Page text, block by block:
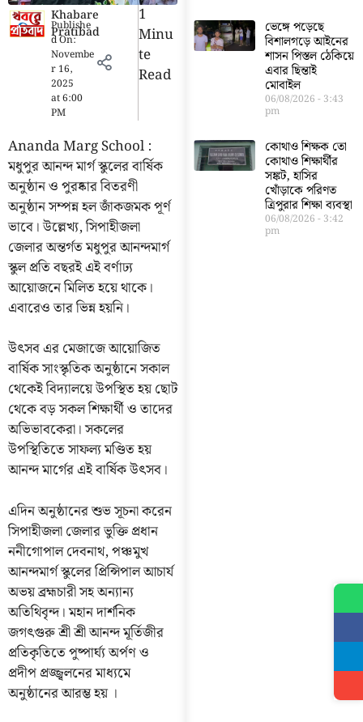
Khabare
Pratibad
Publishe
d On:
Novembe
r 16,
2025
at6:00
PM
1
Minu
Te
Read
Ananda Marg School :
মধুপুর আনন্দ মার্গ স্কুলের বার্ষিক
অনুষ্ঠান ও পুরষ্কার বিতরণী
অনুষ্ঠান সম্পন্ন হল জাঁকজমক পূর্ণ
ভাবে। উল্লেখ্য, সিপাহীজলা
জেলার অন্তর্গত মধুপুর আনন্দমার্গ
স্কুল প্রতি বছরই এই বর্ণাঢ্য
আয়োজনে মিলিত হয়ে থাকে।
এবারেও তার ভিন্ন হয়নি।
উৎসব এর মেজাজে আয়োজিত
বার্ষিক সাংস্কৃতিক অনুষ্ঠানে সকাল
থেকেই বিদ্যালয়ে উপস্থিত হয় ছোট
থেকে বড় সকল শিক্ষার্থী ও তাদের
অভিভাবকেরা। সকলের
উপস্থিতিতে সাফল্য মণ্ডিত হয়
আনন্দ মার্গের এই বার্ষিক উৎসব।
এদিন অনুষ্ঠানের শুভ সূচনা করেন
সিপাহীজলা জেলার ভুক্তি প্রধান
ননীগোপাল দেবনাথ, পঞ্চমুখ
আনন্দমার্গ স্কুলের প্রিন্সিপাল আচার্য
অভয় ব্রহ্মচারী সহ অন্যান্য
অতিথিবৃন্দ। মহান দার্শনিক
জগৎগুরু শ্রী শ্রী আনন্দ মূর্তিজীর
প্রতিকৃতিতে পুষ্পার্ঘ্য অর্পণ ও
প্রদীপ প্রজ্জ্বলনের মাধ্যমে
অনুষ্ঠানের আরম্ভ হয় ।
ভেঙ্গে পড়েছে
বিশালগড়ে আইনের
শাসন পিস্তল ঠেকিয়ে
এবার ছিন্তাই
মোবাইল
06/08/2026 3:43
pm
কোথাও শিক্ষক তো
কোথাও শিক্ষার্থীর
সঙ্কট, হাসির
খোঁড়াকে পরিণত
ত্রিপুরার শিক্ষা ব্যবস্থা
06/08/2026 3:42
pm